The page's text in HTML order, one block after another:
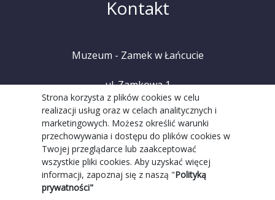
Strona korzysta z plików cookies w celu
realizacji usług oraz w celach analitycznych i
marketingowych. Możesz określić warunki
przechowywania i dostępu do plików cookies w
Twojej przeglądarce lub zaakceptować
wszystkie pliki cookies. Aby uzyskać więcej
informacji, zapoznaj się z naszą "Polityką
prywatności"
Kontakt
Muzeum - Zamek w Łańcucie
ul. Zamkowa 1
37-100 Łańcut
tel. +48 (17) 225 20 08